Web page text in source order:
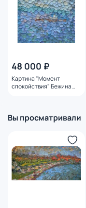
48 000 ₽
Картина "Момент
спокойствия" Бежина
Вы просматривали